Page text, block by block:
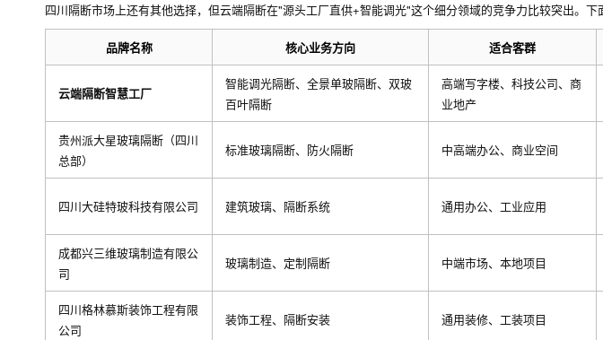
四川隔断市场上还有其他选择，但云端隔断在"源头工厂直供+智能调光"这个细分领域的竞争力比较突出。下
品牌名称 核心业务方向 适合客群
云端隔断智慧工厂
智能调光隔断、全景单玻隔断、双玻
百叶隔断
高端写字楼、科技公司、商
业地产
贵州派大星玻璃隔断（四川
总部）
标准玻璃隔断、防火隔断 中高端办公、商业空间
四川大硅特玻科技有限公司 建筑玻璃、隔断系统 通用办公、工业应用
成都兴三维玻璃制造有限公
司
玻璃制造、定制隔断 中端市场、本地项目
四川格林慕斯装饰工程有限
公司
装饰工程、隔断安装 通用装修、工装项目